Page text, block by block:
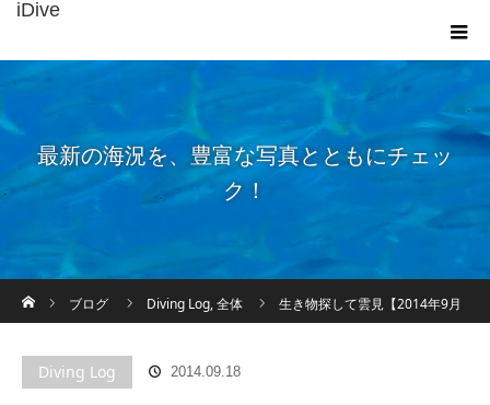
iDive
最新の海況を、豊富な写真とともにチェッ
ク！
ブログ
Diving Log,全体 生き物探して雲見【2014年9月
Diving Log 2014.09.18